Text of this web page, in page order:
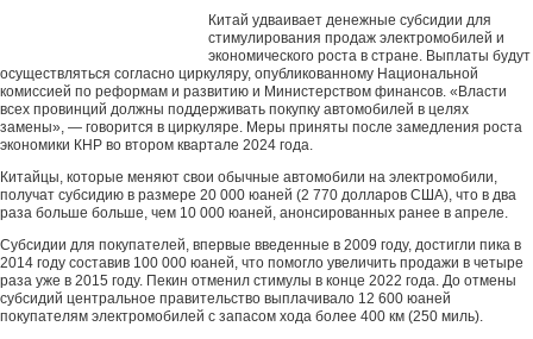
Китай удваивает денежные субсидии для
стимулирования продаж электромобилей и
экономического роста в стране. Выплаты будут
осуществляться согласно циркуляру, опубликованному Национальной
комиссией по реформам и развитию и Министерством финансов. «Власти
всех провинций должны поддерживать покупку автомобилей в целях
замены», — говорится в циркуляре. Меры приняты после замедления роста
экономики КНР во втором квартале 2024 года.
Китайцы, которые меняют свои обычные автомобили на электромобили,
получат субсидию в размере 20 000 юаней (2 770 долларов США), что в два
раза больше больше, чем 10 000 юаней, анонсированных ранее в апреле.
Субсидии для покупателей, впервые введенные в 2009 году, достигли пика в
2014 году составив 100 000 юаней, что помогло увеличить продажи в четыре
раза уже в 2015 году. Пекин отменил стимулы в конце 2022 года. До отмены
субсидий центральное правительство выплачивало 12 600 юаней
покупателям электромобилей с запасом хода более 400 км (250 миль).